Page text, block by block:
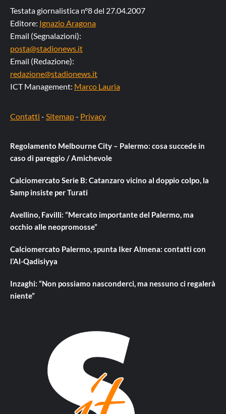
Testata giornalistica n°8 del 27.04.2007
Editore: Ignazio Aragona
Email (Segnalazioni):
posta@stadionews.it
Email (Redazione):
redazione@stadionews.it
ICT Management: Marco Lauria
Contatti - Sitemap- Privacy
Regolamento Melbourne City – Palermo: cosa succede in
caso di pareggio / Amichevole
Calciomercato Serie B: Catanzaro vicino al doppio colpo, la
Samp insiste per Turati
Avellino, Favilli: “Mercato importante del Palermo, ma
occhio alle neopromosse”
Calciomercato Palermo, spunta Iker Almena: contatti con
l’Al-Qadisiyya
Inzaghi: “Non possiamo nasconderci, ma nessuno ci regalerà
niente”